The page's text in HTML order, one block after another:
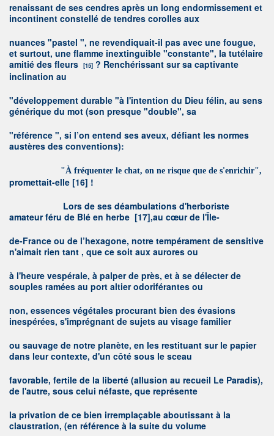
renaissant de ses cendres après un long endormissement et
incontinent constellé de tendres corolles aux
nuances "pastel ", ne revendiquait-il pas avec une fougue,
et surtout, une flamme inextinguible "constante", la tutélaire
amitié des fleurs [15] ? Renchérissant sur sa captivante
inclination au
"développement durable "à l'intention du Dieu félin, au sens
générique du mot (son presque "double", sa
"référence ", si l’on entend ses aveux, défiant les normes
austères des conventions):
"À fréquenter le chat, on ne risque que de s'enrichir",
promettait-elle [16] !
Lors de ses déambulations d'herboriste
amateur féru de Blé en herbe [17],au cœur de l'Île-
de-France ou de l’hexagone, notre tempérament de sensitive
n'aimait rien tant , que ce soit aux aurores ou
à l'heure vespérale, à palper de près, et à se délecter de
souples ramées au port altier odoriférantes ou
non, essences végétales procurant bien des évasions
inespérées, s'imprégnant de sujets au visage familier
ou sauvage de notre planète, en les restituant sur le papier
dans leur contexte, d'un côté sous le sceau
favorable, fertile de la liberté (allusion au recueil Le Paradis),
de l'autre, sous celui néfaste, que représente
la privation de ce bien irremplaçable aboutissant à la
claustration, (en référence à la suite du volume